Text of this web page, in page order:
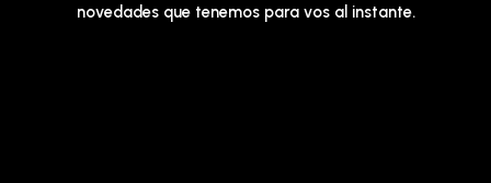
novedades que tenemos para vos al instante.